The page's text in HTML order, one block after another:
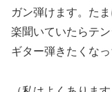
ガン弾けます。た
楽聞いていたらテ
ギター弾きたくなっ